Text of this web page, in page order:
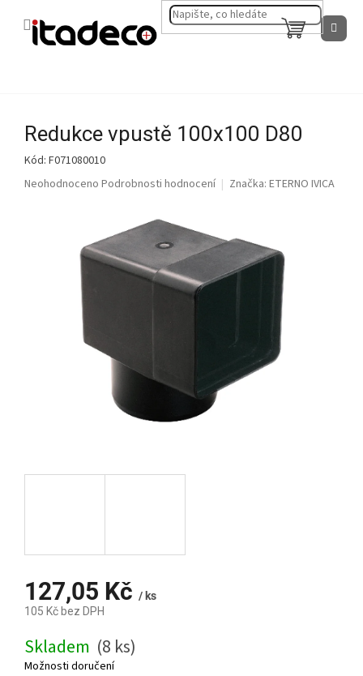
NÁKUPNÍ
KOŠÍK
Redukce vpustě 100x100 D80
Kód: F071080010
Průměrné
Neohodnoceno Podrobnosti hodnocení Značka: ETERNO IVICA
127,05 Kč / ks
105 Kč bez DPH
cena:
Skladem (8 ks)
Možnosti doručení